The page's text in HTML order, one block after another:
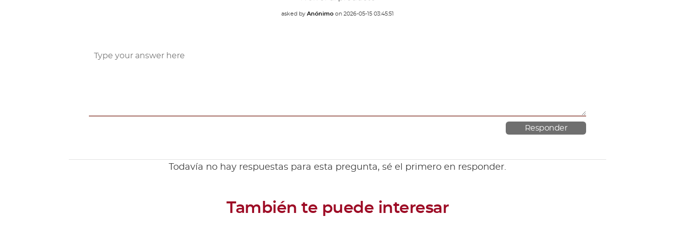
asked by Anónimo on 2026-05-15 03:45:51
Todavía no hay respuestas para esta pregunta, sé el primero en responder.